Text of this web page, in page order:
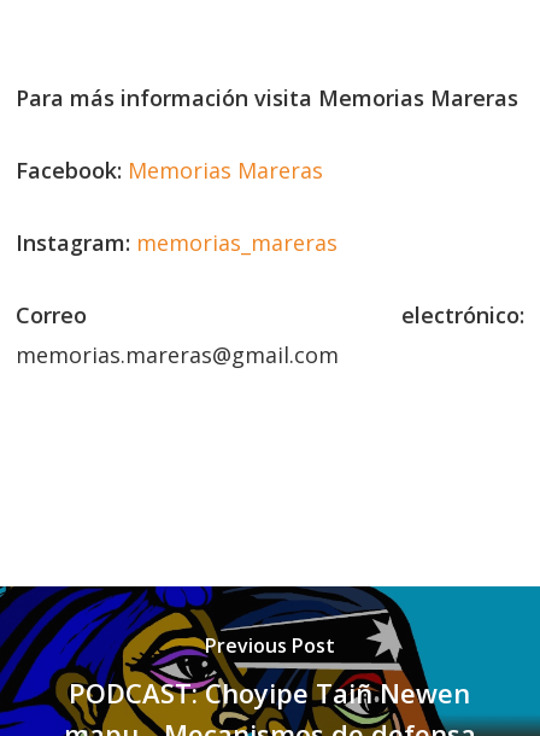
Para más información visita Memorias Mareras
Facebook: Memorias Mareras
Instagram: memorias_mareras
Correo electrónico:
memorias.mareras@gmail.com
Previous Post
PODCAST: Choyipe Taiñ Newen